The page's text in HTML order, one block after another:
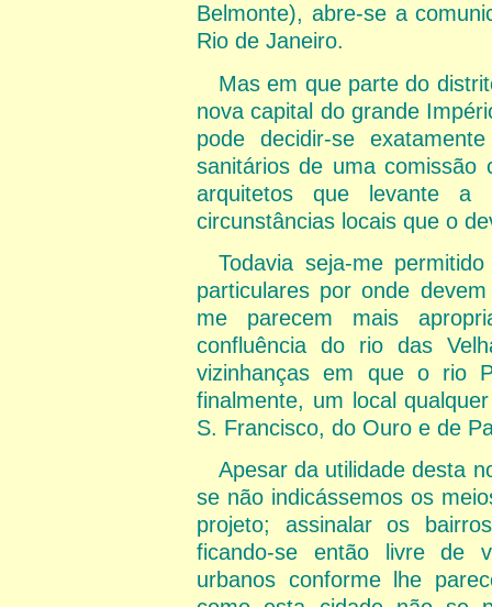
Belmonte), abre-se a
Rio de Janeiro.
Mas em que parte do
nova capital do grande
pode decidir-se
sanitários de uma comissão
arquitetos que levante
circunstâncias locais que o
Todavia seja-me
particulares por onde
me parecem mais
confluência do rio das
vizinhanças em que o rio
finalmente, um local
S. Francisco, do Ouro e de
Apesar da utilidade desta
se não indicássemos os
projeto; assinalar os
ficando-se então livre de
urbanos conforme lhe